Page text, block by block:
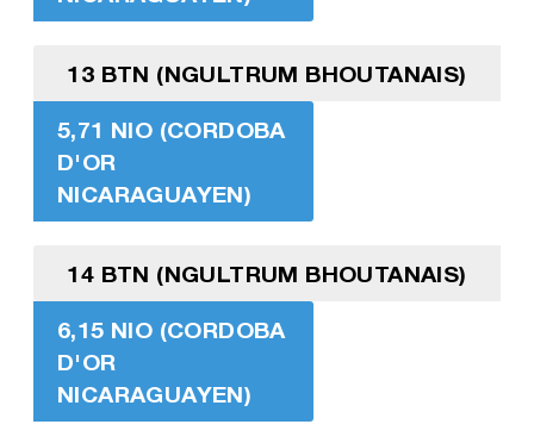
13 BTN (NGULTRUM BHOUTANAIS)
5,71 NIO (CORDOBA
D'OR
NICARAGUAYEN)
14 BTN (NGULTRUM BHOUTANAIS)
6,15 NIO (CORDOBA
D'OR
NICARAGUAYEN)